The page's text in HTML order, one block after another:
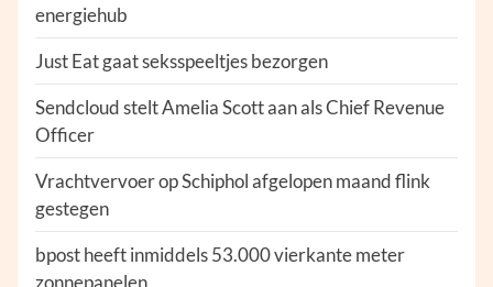
energiehub
Just Eat gaat seksspeeltjes bezorgen
Sendcloud stelt Amelia Scott aan als Chief Revenue
Officer
Vrachtvervoer op Schiphol afgelopen maand flink
gestegen
bpost heeft inmiddels 53.000 vierkante meter
zonnepanelen